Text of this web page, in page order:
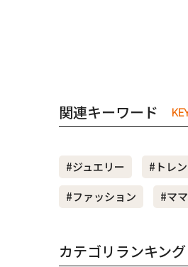
関連キーワード
#ジュエリー
#トレ
#ファッション
#マ
カテゴリランキング